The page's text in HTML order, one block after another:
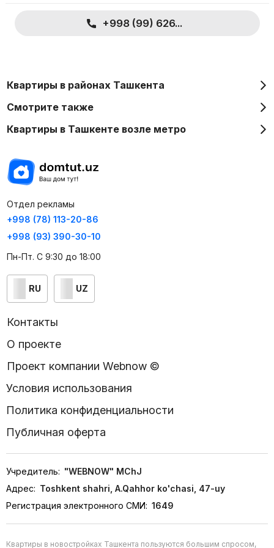
+998 (99) 626...
Квартиры в районах Ташкента
Смотрите также
Квартиры в Ташкенте возле метро
Отдел рекламы
+998 (78) 113-20-86
+998 (93) 390-30-10
Пн-Пт. С 9:30 до 18:00
RU UZ
Контакты
О проекте
Проект компании Webnow ©
Условия использования
Политика конфиденциальности
Публичная оферта
Учредитель: "WEBNOW" MChJ
Адрес: Toshkent shahri, A.Qahhor ko'chasi, 47-uy
Регистрация электронного СМИ: 1649
Квартиры в новостройках Ташкента пользуются большим спросом,